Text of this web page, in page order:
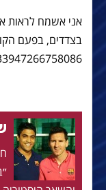
בצדדים, בפעם